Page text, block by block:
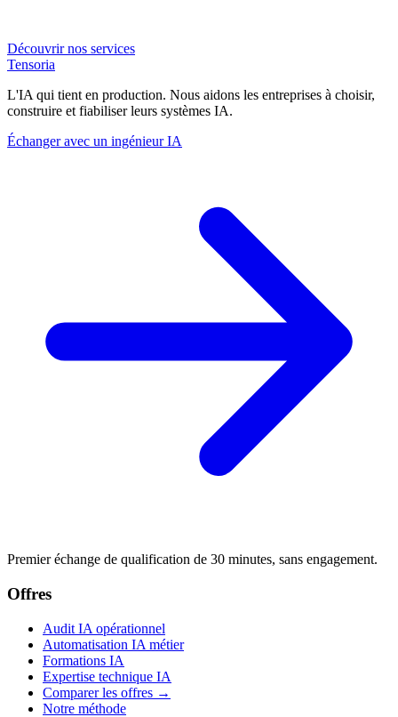
Découvrir nos services
Tensoria
L'IA qui tient en production. Nous aidons les entreprises à choisir,
construire et fiabiliser leurs systèmes IA.
Échanger avec un ingénieur IA
Premier échange de qualification de 30 minutes, sans engagement.
Offres
Audit IA opérationnel
Automatisation IA métier
Formations IA
Expertise technique IA
Comparer les offres →
Notre méthode